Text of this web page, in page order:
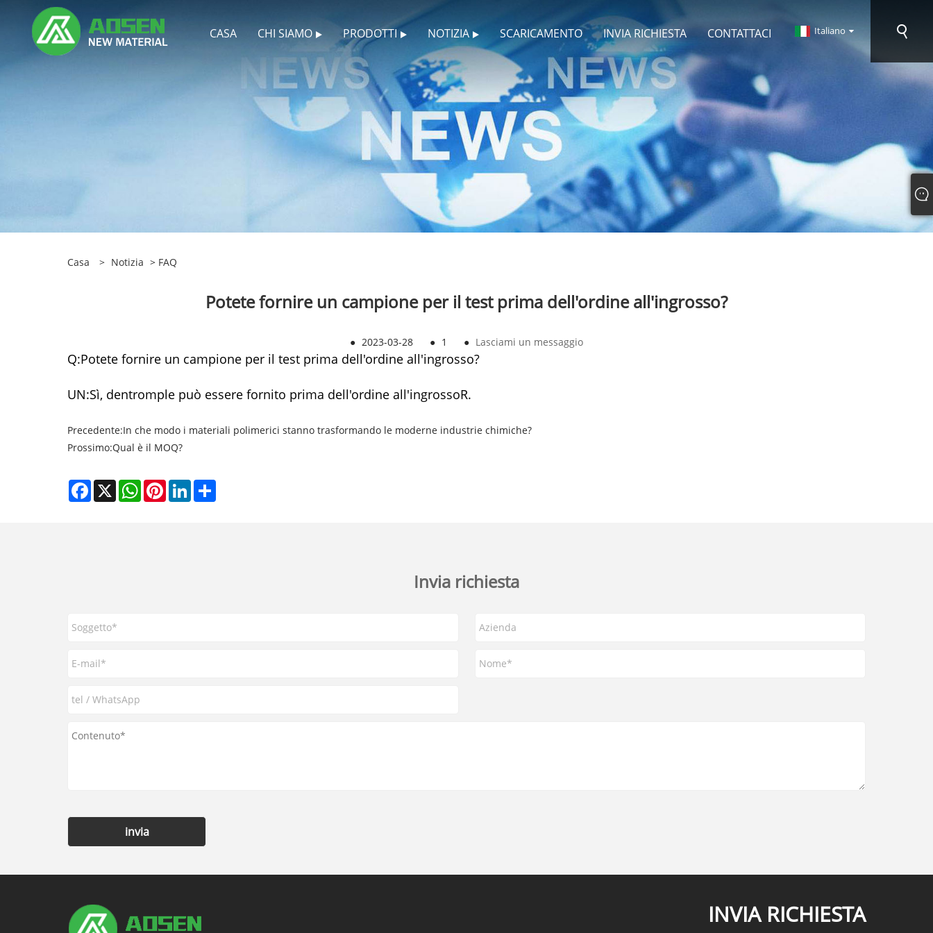
CASA CHI SIAMO PRODOTTI NOTIZIA SCARICAMENTO INVIA RICHIESTA CONTATTACI Italiano
Casa > Notizia > FAQ
Potete fornire un campione per il test prima dell'ordine all'ingrosso?
● 2023-03-28 ● 1 ● Lasciami un messaggio
Q:Potete fornire un campione per il test prima dell'ordine all'ingrosso?
UN:Sì, dentromple può essere fornito prima dell'ordine all'ingrossoR.
Precedente:In che modo i materiali polimerici stanno trasformando le moderne industrie chimiche?
Prossimo:Qual è il MOQ?
Facebook
X WhatsAppPinterestLinkedIn
Invia richiesta
invia
INVIA RICHIESTA